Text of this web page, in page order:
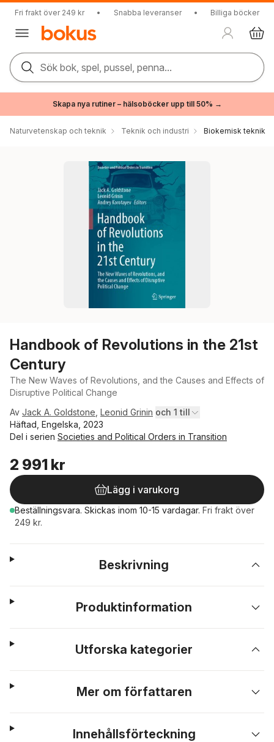
Fri frakt över 249 kr • Snabba leveranser • Billiga böcker
Sök bok, spel, pussel, penna...
Skapa nya rutiner – hälsoböcker upp till 50% →
Naturvetenskap och teknik Teknik och industri Biokemisk teknik
Handbook of Revolutions in the 21st
Century
The New Waves of Revolutions, and the Causes and Effects of
Disruptive Political Change
Av Jack A. Goldstone Leonid Grinin och 1 till
Häftad, Engelska, 2023
Del i serien Societies and Political Orders in Transition
2 991 kr
Lägg i varukorg
Beställningsvara. Skickas inom 10-15 vardagar. Fri frakt över
249 kr.
Beskrivning
Produktinformation
Utforska kategorier
Mer om författaren
Innehållsförteckning